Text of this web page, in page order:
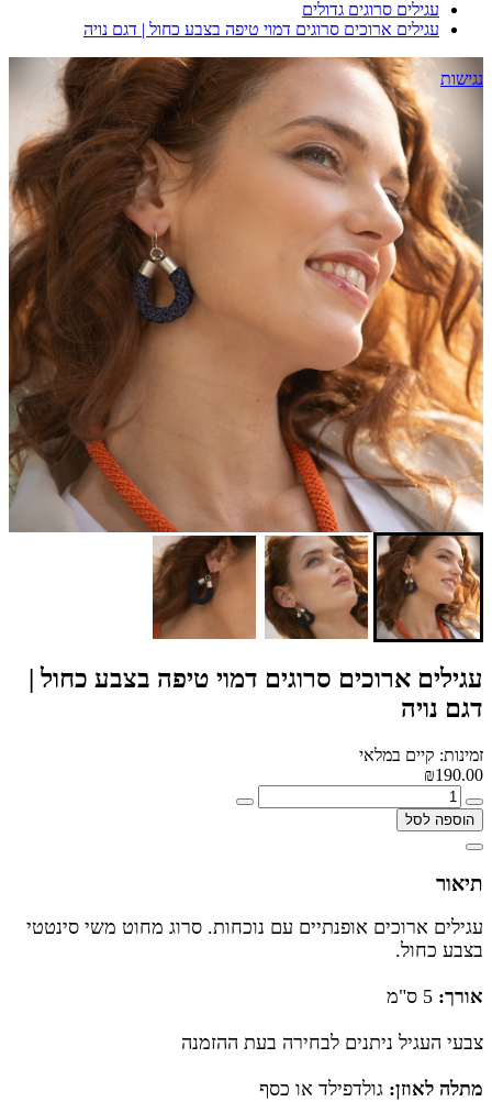
עגילים סרוגים גדולים
עגילים ארוכים סרוגים דמוי טיפה בצבע כחול | דגם נויה
עגילים ארוכים סרוגים דמוי טיפה בצבע כחול |
דגם נויה
זמינות: קיים במלאי
₪190.00
הוספה לסל
תיאור
עגילים ארוכים אופנתיים עם נוכחות. סרוג מחוט משי סינטטי
בצבע כחול.
אורך: 5 ס"מ
צבעי העגיל ניתנים לבחירה בעת ההזמנה
מתלה לאוזן: גולדפילד או כסף
נגישות